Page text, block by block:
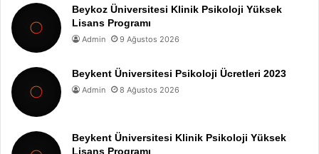
Beykoz Üniversitesi Klinik Psikoloji Yüksek
Lisans Programı
Admin 9 Ağustos 2026
Beykent Üniversitesi Psikoloji Ücretleri 2023
Admin 8 Ağustos 2026
Beykent Üniversitesi Klinik Psikoloji Yüksek
Lisans Programı